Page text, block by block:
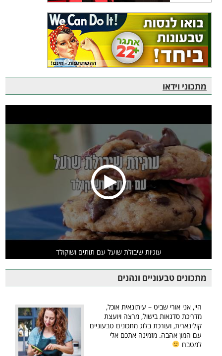
מתכוני וידאו
עוגיות שיבולת שועל עם תותים ושוקולד
מתכונים טבעוניים ונהנים
היי, אני אורי שביט – עיתונאית אוכל,
מדריכת סדנאות בישול, מרצה ויועצת
קולינארית, ועורכת בלוג מתכונים טבעוניים
עם המון אהבה. מזמינה אתכם אלי
למטבח